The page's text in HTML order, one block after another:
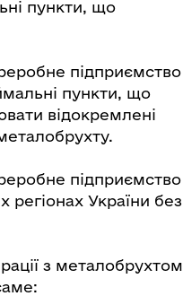
пункти, що
підприємство
пункти, що
відокремлені
підприємство
регіонах України без
з металобрухтом